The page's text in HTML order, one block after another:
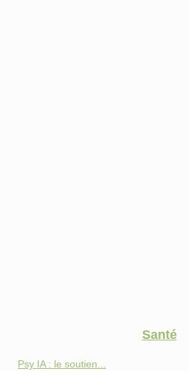
Santé
Psy IA : le soutien...